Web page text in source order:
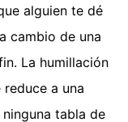
alguien te dé
cambio de una
La humillación
a una
tabla de